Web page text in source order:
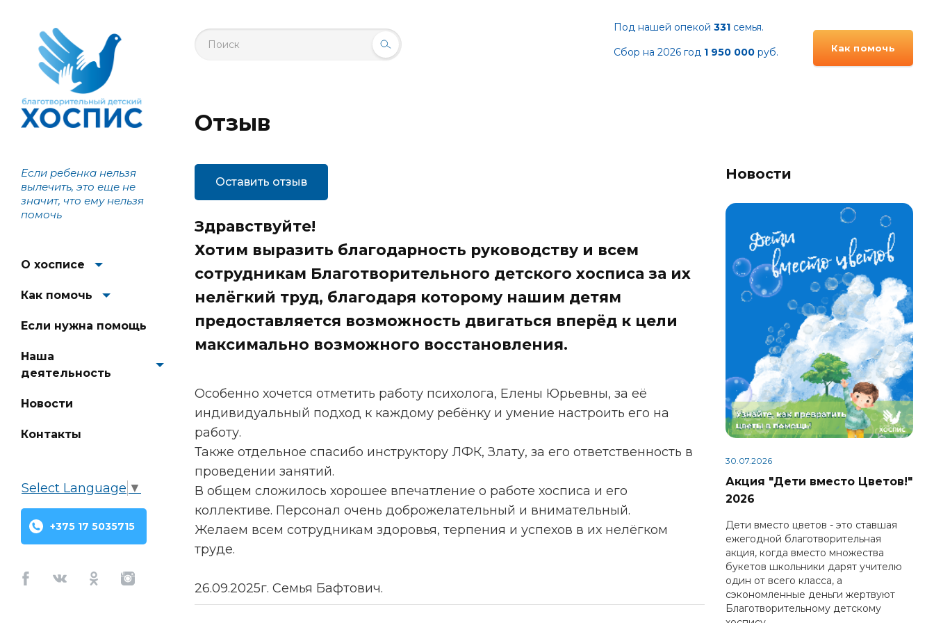
Если ребенка нельзя
вылечить, это еще не
значит, что ему нельзя
помочь
О хосписе
Как помочь
Если нужна помощь
Наша
деятельность
Новости
Контакты
Select Language ▼
+375 17 5035715
FacebookVkontakteOdnoklassnikiInstagram
Под нашей опекой331 семья.
Сбор на 2026 год 1 950 000 руб. Как помочь
Отзыв
Оставить отзыв
Здравствуйте!
Хотим выразить благодарность руководству и всем
сотрудникам Благотворительного детского хосписа за их
нелёгкий труд, благодаря которому нашим детям
предоставляется возможность двигаться вперёд к цели
максимально возможного восстановления.
Особенно хочется отметить работу психолога, Елены Юрьевны, за её
индивидуальный подход к каждому ребёнку и умение настроить его на
работу.
Также отдельное спасибо инструктору ЛФК, Злату, за его ответственность в
проведении занятий.
В общем сложилось хорошее впечатление о работе хосписа и его
коллективе. Персонал очень доброжелательный и внимательный.
Желаем всем сотрудникам здоровья, терпения и успехов в их нелёгком
труде.
26.09.2025г. Семья Бафтович.
Новости
30.07.2026
Акция "Дети вместо Цветов!"
2026
Дети вместо цветов - это ставшая
ежегодной благотворительная
акция, когда вместо множества
букетов школьники дарят учителю
один от всего класса, а
сэкономленные деньги жертвуют
Благотворительному детскому